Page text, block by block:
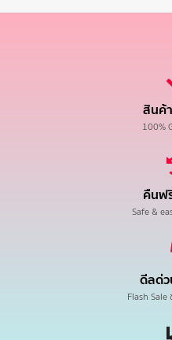
สินค้
100%
คืนฟ
Safe &
ดีลด่
Flash